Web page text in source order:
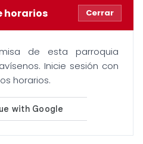
horarios Cerrar
de esta parroquia
Inicie sesión con
horarios.